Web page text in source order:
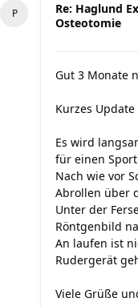
Re: Haglund
Osteotomie
Gut 3 Monate
Kurzes
Es wird
für einen
Nach wie vor
Abrollen über
Unter der
Röntgenbild
An laufen ist
Rudergerät
Viele Grüße